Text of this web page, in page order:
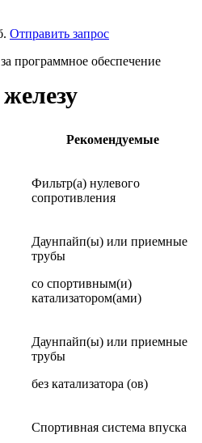
Отправить запрос
программное обеспечение
Рекомендуемые
Фильтр(а) нулевого
сопротивления
Даунпайп(ы) или приемные
трубы
со спортивным(и)
катализатором(ами)
Даунпайп(ы) или приемные
трубы
без катализатора (ов)
Спортивная система впуска